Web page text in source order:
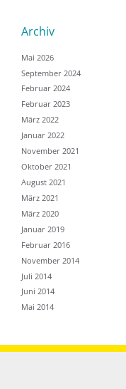
Archiv
Mai 2026
September 2024
Februar 2024
Februar 2023
März 2022
Januar 2022
November 2021
Oktober 2021
August 2021
März 2021
März 2020
Januar 2019
Februar 2016
November 2014
Juli 2014
Juni 2014
Mai 2014